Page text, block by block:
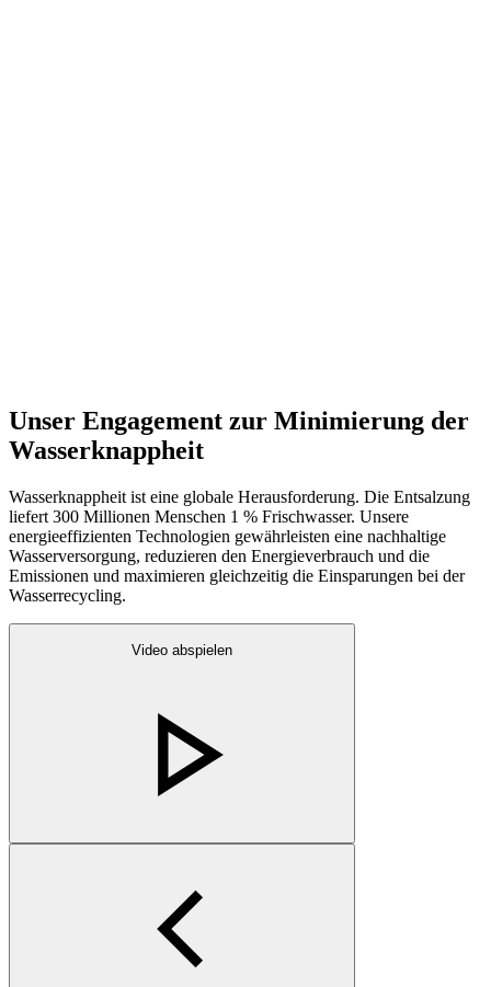
Unser Engagement zur Minimierung der
Wasserknappheit
Wasserknappheit ist eine globale Herausforderung. Die Entsalzung
liefert 300 Millionen Menschen 1 % Frischwasser. Unsere
energieeffizienten Technologien gewährleisten eine nachhaltige
Wasserversorgung, reduzieren den Energieverbrauch und die
Emissionen und maximieren gleichzeitig die Einsparungen bei der
Wasserrecycling.
Video abspielen